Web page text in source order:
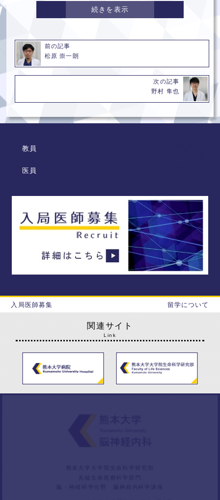
続きを表示
前の記事
松原 崇一朗
次の記事
野村 隼也
教員
医員
入局医師募集 留学について
関連サイト
Link